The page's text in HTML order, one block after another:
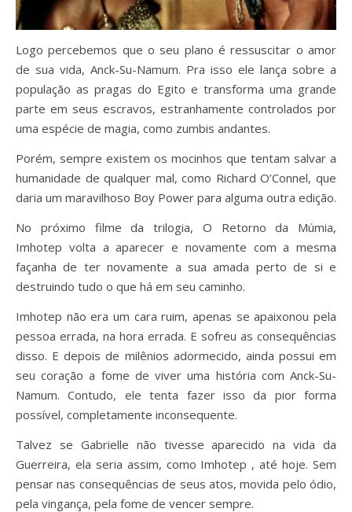
Logo percebemos que o seu plano é ressuscitar o amor
de sua vida, Anck-Su-Namum. Pra isso ele lança sobre a
população as pragas do Egito e transforma uma grande
parte em seus escravos, estranhamente controlados por
uma espécie de magia, como zumbis andantes.
Porém, sempre existem os mocinhos que tentam salvar a
humanidade de qualquer mal, como Richard O’Connel, que
daria um maravilhoso Boy Power para alguma outra edição.
No próximo filme da trilogia, O Retorno da Múmia,
Imhotep volta a aparecer e novamente com a mesma
façanha de ter novamente a sua amada perto de si e
destruindo tudo o que há em seu caminho.
Imhotep não era um cara ruim, apenas se apaixonou pela
pessoa errada, na hora errada. E sofreu as consequências
disso. E depois de milênios adormecido, ainda possui em
seu coração a fome de viver uma história com Anck-Su-
Namum. Contudo, ele tenta fazer isso da pior forma
possível, completamente inconsequente.
Talvez se Gabrielle não tivesse aparecido na vida da
Guerreira, ela seria assim, como Imhotep , até hoje. Sem
pensar nas consequências de seus atos, movida pelo ódio,
pela vingança, pela fome de vencer sempre.